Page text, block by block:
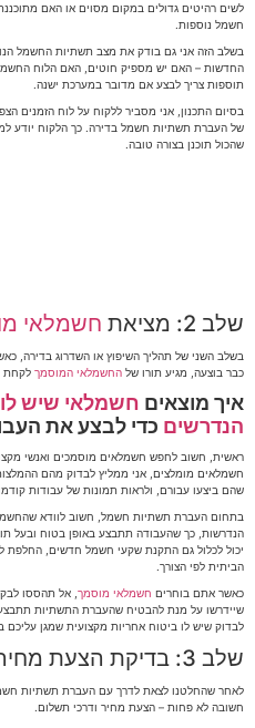
לשים רהיטים גדולים במקום מסוים או האם
חשמל נוספות.
בשלב הזה אני גם בודק את מצב תשתיות החשמל
החדשות – האם יש מספיק חוטים, האם הלוח
תוספות צריך לבצע אם מדובר במערכת ישנה.
בסיום התכנון, אני מסביר ללקוח על לוח הזמנים
של העברת תשתיות חשמל בדירה. כך הלקוח יודע
שהכול תוכנן בצורה טובה.
שלב 2: מציאת חשמלאי
בשלב השני של תהליך השיפוץ או השדרוג בדירה,
כבר בוצעה, מגיע תורו של החשמלאי המוסמך לקחת
איך מוצאים חשמלאי שיש לו
הנדרשים כדי לבצע את
ראשית, חשוב לחפש חשמלאים מוסמכים ואנשי
חשמלאים מומלצים, אני ממליץ לבדוק מהם
שהם ביצעו עבורם, ולראות תמונות של עבודות
בתחום העברת תשתיות חשמל, חשוב לוודא
הנדרשות, כך שהעבודה תתבצע באופן בטוח ובעל
יכול לכלול גם התקנת שקעי חשמל חדשים, החלפת
הביתית לפי הצורך.
כאשר אתם בוחרים חשמלאי מוסמך , אל תהססו
שיידרשו על מנת להבטיח שהעברת התשתיות
לבדוק שיש לו ביטוח אחריות מקצועית שמגן
שלב 3: בדיקת הצעת מחיר ודרכי תשלום
לאחר שהחלטנו לצאת לדרך עם העברת תשתיות
חשובה לא פחות – הצעת מחיר ודרכי תשלום.